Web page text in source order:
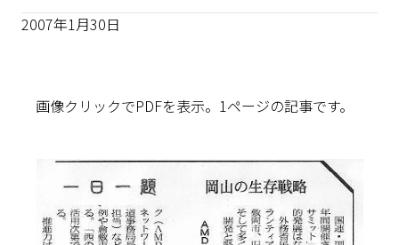
2007年1月30日
画像クリックでPDFを表示。1ページの記事です。